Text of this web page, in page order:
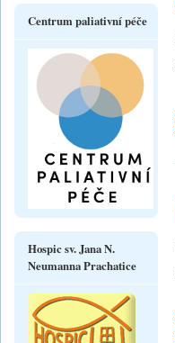
Centrum paliativní péče
Hospic sv. Jana N.
Neumanna Prachatice